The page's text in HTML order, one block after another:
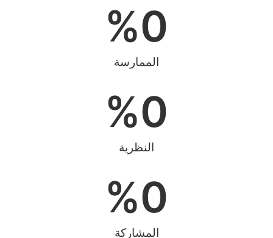
الممارسة
0
%
النظرية
0
%
المشاركة
0
%